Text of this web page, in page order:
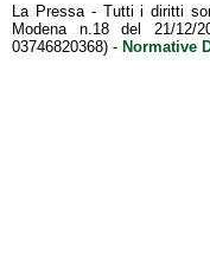
La Pressa - Tutti i diritti
Modena n.18 del 21/
03746820368) - Normative